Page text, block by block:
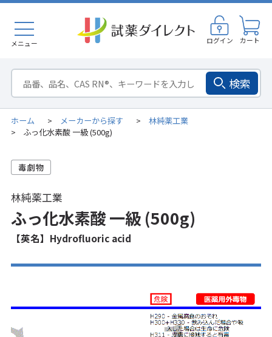
メニュー ログイン カート
検索
ホーム > メーカーから探す > 林純薬工業
> ふっ化水素酸 一級 (500g)
林純薬工業
ふっ化水素酸 一級 (500g)
【英名】Hydrofluoric acid